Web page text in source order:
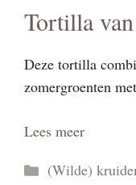
Tortilla
Deze tortilla
zomergroenten
Lees meer
Categorieën
(Wilde)